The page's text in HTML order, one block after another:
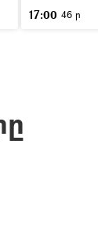
17:00 46 ր